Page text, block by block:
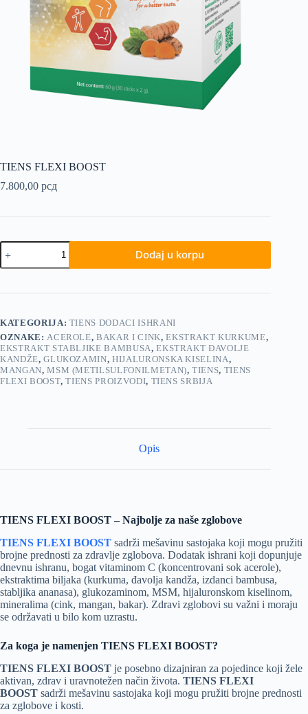
TIENS FLEXI BOOST
7.800,00 рсд
TIENS
FLEXI
BOOST
Dodaj u korpu
KATEGORIJA: TIENS DODACI ISHRANI
OZNAKE: ACEROLE,BAKAR I CINK,EKSTRAKT KURKUME,
EKSTRAKT STABLJIKE BAMBUSA,EKSTRAKT ĐAVOLJE
KANDŽE,GLUKOZAMIN,HIJALURONSKA KISELINA,
MANGAN,MSM (METILSULFONILMETAN),TIENS, TIENS
FLEXI BOOST,TIENS PROIZVODI, TIENS SRBIJA
Opis
TIENS FLEXI BOOST – Najbolje za naše zglobove
TIENS FLEXI BOOST sadrži mešavinu sastojaka koji mogu pružiti
brojne prednosti za zdravlje zglobova. Dodatak ishrani koji dopunjuje
dnevnu ishranu, bogat vitaminom C (koncentrovani sok acerole),
ekstraktima biljaka (kurkuma, đavolja kandža, izdanci bambusa,
stabljika ananasa), glukozaminom, MSM, hijaluronskom kiselinom,
mineralima (cink, mangan, bakar). Zdravi zglobovi su važni i moraju
se održavati u bilo kom uzrastu.
Za koga je namenjen TIENS FLEXI BOOST?
TIENS FLEXI BOOST je posebno dizajniran za pojedince koji žele
aktivan, zdrav i uravnotežen način života. TIENS FLEXI
BOOST sadrži mešavinu sastojaka koji mogu pružiti brojne prednosti
za zglobove i kosti.